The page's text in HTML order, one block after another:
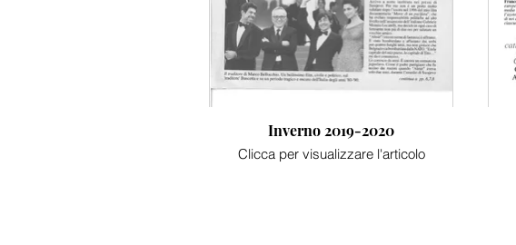
Inverno 2019-2020
Clicca per visualizzare l'articolo